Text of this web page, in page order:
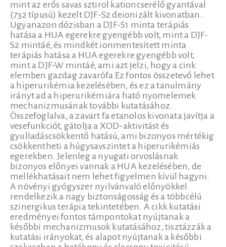
mint az erős savas sztirol kationcserélő gyantával
(732 típusú) kezelt DJF-S2 deionizált kivonatban.
Ugyanazon dózisban a DJF-S1 minta terápiás
hatása a HUA egerekre gyengébb volt, mint a DJF-
S2 mintáé, és mindkét ionmentesített minta
terápiás hatása a HUA egerekre gyengébb volt,
mint a DJF-W mintáé, ami azt jelzi, hogy a cink
elemben gazdag zavarófa Ez fontos összetevő lehet
a hiperurikémia kezelésében, és ez a tanulmány
irányt ad a hiperurikémiára ható nyomelemek
mechanizmusának további kutatásához.
Összefoglalva, a zavart fa etanolos kivonata javítja a
vesefunkciót, gátolja a XOD-aktivitást és
gyulladáscsökkentő hatású, ami bizonyos mértékig
csökkentheti a húgysavszintet a hiperurikémiás
egerekben. Jelenleg a nyugati orvoslásnak
bizonyos előnyei vannak a HUA kezelésében, de
mellékhatásait nem lehet figyelmen kívül hagyni.
A növényi gyógyszer nyilvánvaló előnyökkel
rendelkezik a nagy biztonságosság és a többcélú
szinergikus terápia tekintetében. A cikk kutatási
eredményei fontos támpontokat nyújtanak a
későbbi mechanizmusok kutatásához, tisztázzák a
kutatási irányokat, és alapot nyújtanak a későbbi